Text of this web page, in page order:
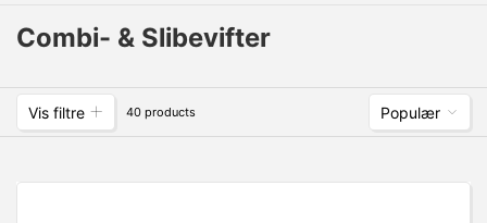
Combi- & Slibevifter
Vis filtre 40 products Populær